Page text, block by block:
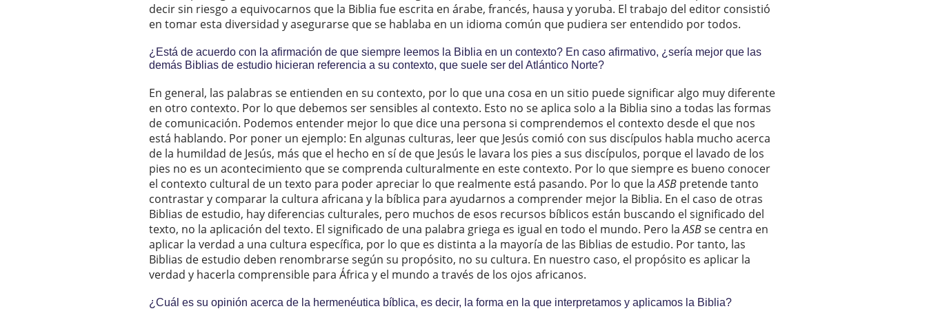
decir sin riesgo a equivocarnos que la Biblia fue escrita en árabe, francés, hausa y yoruba. El trabajo del editor consistió
en tomar esta diversidad y asegurarse que se hablaba en un idioma común que pudiera ser entendido por todos.
¿Está de acuerdo con la afirmación de que siempre leemos la Biblia en un contexto? En caso afirmativo, ¿sería mejor que las
demás Biblias de estudio hicieran referencia a su contexto, que suele ser del Atlántico Norte?
En general, las palabras se entienden en su contexto, por lo que una cosa en un sitio puede significar algo muy diferente
en otro contexto. Por lo que debemos ser sensibles al contexto. Esto no se aplica solo a la Biblia sino a todas las formas
de comunicación. Podemos entender mejor lo que dice una persona si comprendemos el contexto desde el que nos
está hablando. Por poner un ejemplo: En algunas culturas, leer que Jesús comió con sus discípulos habla mucho acerca
de la humildad de Jesús, más que el hecho en sí de que Jesús le lavara los pies a sus discípulos, porque el lavado de los
pies no es un acontecimiento que se comprenda culturalmente en este contexto. Por lo que siempre es bueno conocer
el contexto cultural de un texto para poder apreciar lo que realmente está pasando. Por lo que laASB pretende tanto
contrastar y comparar la cultura africana y la bíblica para ayudarnos a comprender mejor la Biblia. En el caso de otras
Biblias de estudio, hay diferencias culturales, pero muchos de esos recursos bíblicos están buscando el significado del
texto, no la aplicación del texto. El significado de una palabra griega es igual en todo el mundo. Pero laASBse centra en
aplicar la verdad a una cultura específica, por lo que es distinta a la mayoría de las Biblias de estudio. Por tanto, las
Biblias de estudio deben renombrarse según su propósito, no su cultura. En nuestro caso, el propósito es aplicar la
verdad y hacerla comprensible para África y el mundo a través de los ojos africanos.
¿Cuál es su opinión acerca de la hermenéutica bíblica, es decir, la forma en la que interpretamos y aplicamos la Biblia?